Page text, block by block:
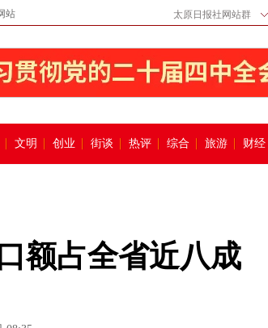
站 太原日报社网站群
文明 创业 街谈 热评 综合 旅游 财经
额占全省近八成